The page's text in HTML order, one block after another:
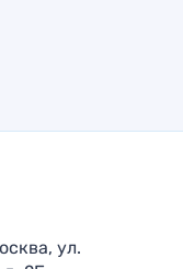
ул.